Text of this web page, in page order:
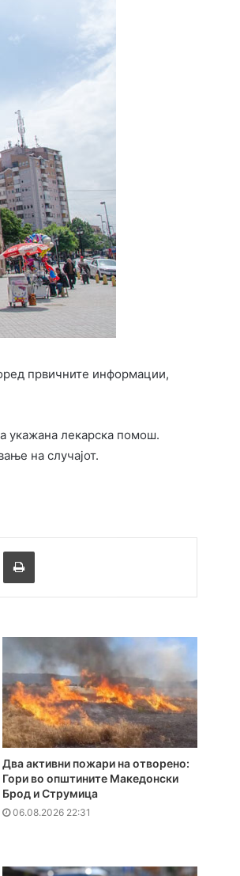
првичните информации,
укажана лекарска помош.
на случајот.
преку Е-маил Испринтај
Два активни пожари на отворено:
Гори во општините Македонски
Брод и Струмица
06.08.2026 22:31